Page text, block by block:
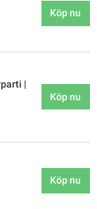
Köp nu
|
Köp nu
Köp nu